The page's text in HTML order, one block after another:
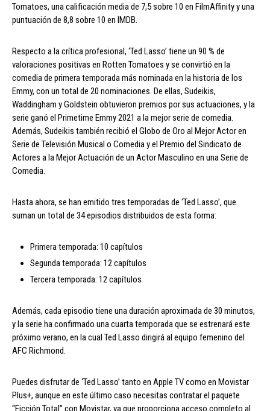
Tomatoes, una calificación media de 7,5 sobre 10 en FilmAffinity y una
puntuación de 8,8 sobre 10 en IMDB.
Respecto a la crítica profesional, ‘Ted Lasso’ tiene un 90 % de
valoraciones positivas en Rotten Tomatoes y se convirtió en la
comedia de primera temporada más nominada en la historia de los
Emmy, con un total de 20 nominaciones. De ellas, Sudeikis,
Waddingham y Goldstein obtuvieron premios por sus actuaciones, y la
serie ganó el Primetime Emmy 2021 a la mejor serie de comedia.
Además, Sudeikis también recibió el Globo de Oro al Mejor Actor en
Serie de Televisión Musical o Comedia y el Premio del Sindicato de
Actores a la Mejor Actuación de un Actor Masculino en una Serie de
Comedia.
Hasta ahora, se han emitido tres temporadas de ‘Ted Lasso’, que
suman un total de 34 episodios distribuidos de esta forma:
Primera temporada: 10 capítulos
Segunda temporada: 12 capítulos
Tercera temporada: 12 capítulos
Además, cada episodio tiene una duración aproximada de 30 minutos,
y la serie ha confirmado una cuarta temporada que se estrenará este
próximo verano, en la cual Ted Lasso dirigirá al equipo femenino del
AFC Richmond.
Puedes disfrutar de ‘Ted Lasso’ tanto en Apple TV como en Movistar
Plus+, aunque en este último caso necesitas contratar el paquete
“Ficción Total” con Movistar, ya que proporciona acceso completo al